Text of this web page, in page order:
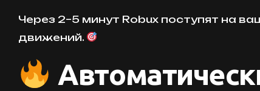
Через 2–5 минут Robux поступят на
движений.